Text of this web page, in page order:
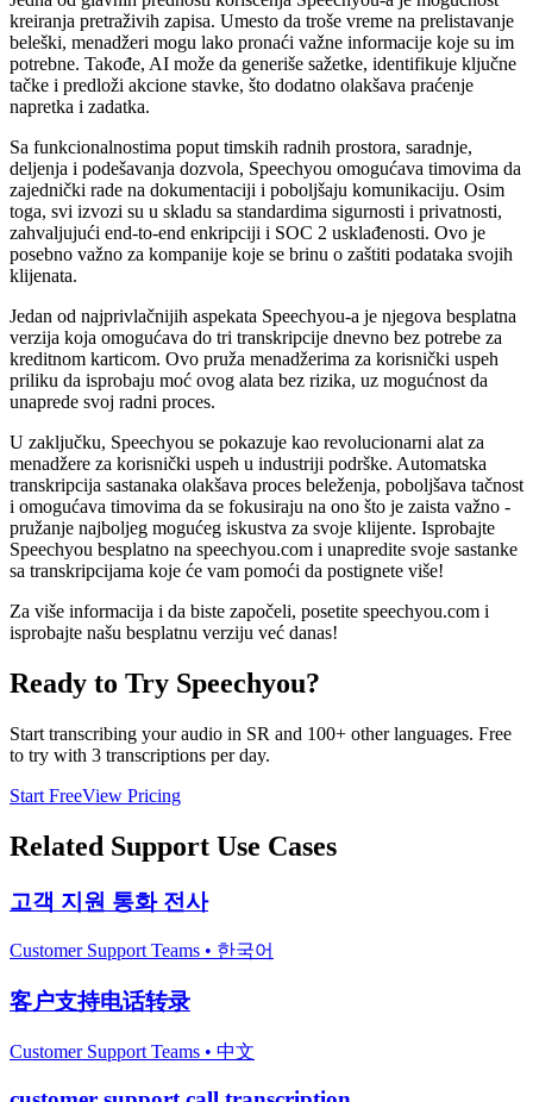
kreiranja pretraživih zapisa. Umesto da troše vreme na prelistavanje
beleški, menadžeri mogu lako pronaći važne informacije koje su im
potrebne. Takođe, AI može da generiše sažetke, identifikuje ključne
tačke i predloži akcione stavke, što dodatno olakšava praćenje
napretka i zadatka.
Sa funkcionalnostima poput timskih radnih prostora, saradnje,
deljenja i podešavanja dozvola, Speechyou omogućava timovima da
zajednički rade na dokumentaciji i poboljšaju komunikaciju. Osim
toga, svi izvozi su u skladu sa standardima sigurnosti i privatnosti,
zahvaljujući end-to-end enkripciji i SOC 2 usklađenosti. Ovo je
posebno važno za kompanije koje se brinu o zaštiti podataka svojih
klijenata.
Jedan od najprivlačnijih aspekata Speechyou-a je njegova besplatna
verzija koja omogućava do tri transkripcije dnevno bez potrebe za
kreditnom karticom. Ovo pruža menadžerima za korisnički uspeh
priliku da isprobaju moć ovog alata bez rizika, uz mogućnost da
unaprede svoj radni proces.
U zaključku, Speechyou se pokazuje kao revolucionarni alat za
menadžere za korisnički uspeh u industriji podrške. Automatska
transkripcija sastanaka olakšava proces beleženja, poboljšava tačnost
i omogućava timovima da se fokusiraju na ono što je zaista važno -
pružanje najboljeg mogućeg iskustva za svoje klijente. Isprobajte
Speechyou besplatno na speechyou.com i unapredite svoje sastanke
sa transkripcijama koje će vam pomoći da postignete više!
Za više informacija i da biste započeli, posetite speechyou.com i
isprobajte našu besplatnu verziju već danas!
Ready to Try Speechyou?
Start transcribing your audio in SR and 100+ other languages. Free
to try with 3 transcriptions per day.
Start FreeView Pricing
Related Support Use Cases
고객 지원 통화 전사
Customer Support Teams • 한국어
客户支持电话转录
Customer Support Teams • 中文